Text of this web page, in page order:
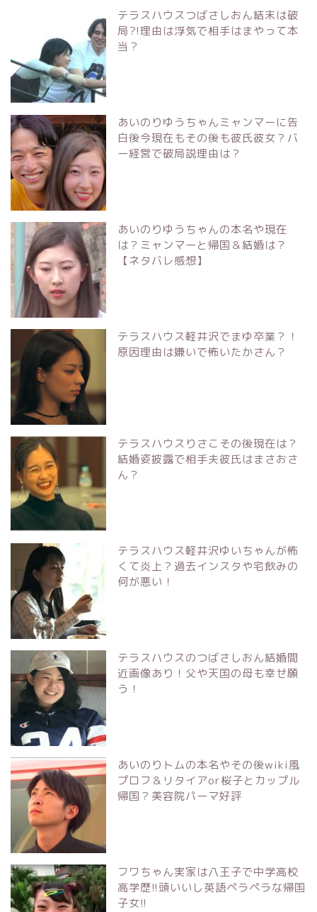
テラスハウスつばさしおん結末は破
局?!理由は浮気で相手はまやって本
当？
あいのりゆうちゃんミャンマーに告
白後今現在もその後も彼氏彼女？バ
ー経営で破局説理由は？
あいのりゆうちゃんの本名や現在
は？ミャンマーと帰国＆結婚は？
【ネタバレ感想】
テラスハウス軽井沢でまゆ卒業？！
原因理由は嫌いで怖いたかさん？
テラスハウスりさこその後現在は？
結婚姿披露で相手夫彼氏はまさおさ
ん？
テラスハウス軽井沢ゆいちゃんが怖
くて炎上？過去インスタや宅飲みの
何が悪い！
テラスハウスのつばさしおん結婚間
近画像あり！父や天国の母も幸せ願
う！
あいのりトムの本名やその後wiki風
プロフ＆リタイアor桜子とカップル
帰国？美容院パーマ好評
フワちゃん実家は八王子で中学高校
高学歴!!頭いいし英語ペラペラな帰国
子女!!